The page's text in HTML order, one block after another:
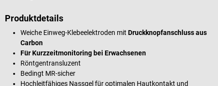
Produktdetails
Weiche Einweg-Klebeelektroden mit Druckknopfanschluss aus
Carbon
Für Kurzzeitmonitoring bei Erwachsenen
Röntgentransluzent
Bedingt MR-sicher
Hochleitfähiges Nassgel für optimalen Hautkontakt und